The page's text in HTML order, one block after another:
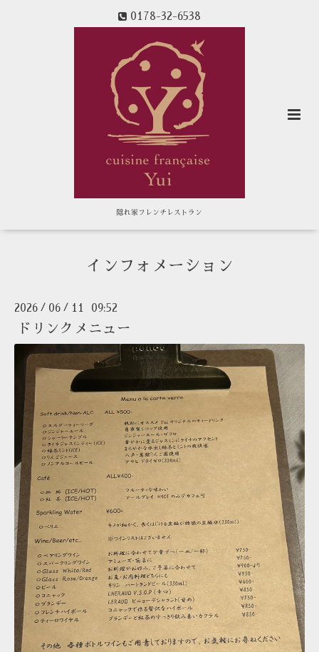
0178-32-6538
隠れ家フレンチレストラン
インフォメーション
2026 / 06 / 11 09:52
ドリンクメニュー